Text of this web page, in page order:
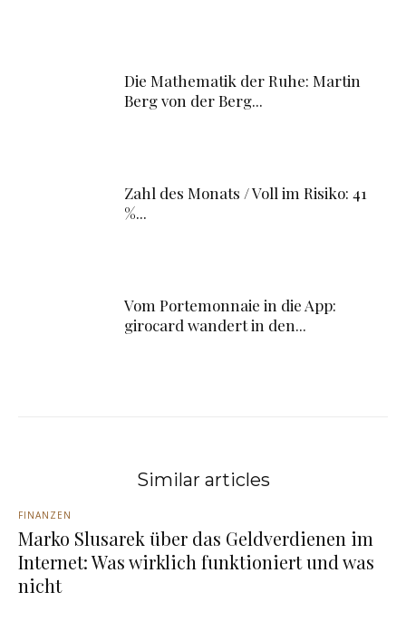
Die Mathematik der Ruhe: Martin
Berg von der Berg...
Zahl des Monats / Voll im Risiko: 41
%...
Vom Portemonnaie in die App:
girocard wandert in den...
Similar articles
FINANZEN
Marko Slusarek über das Geldverdienen im
Internet: Was wirklich funktioniert und was
nicht